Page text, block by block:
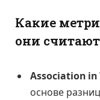
Какие
они
Association in
основе